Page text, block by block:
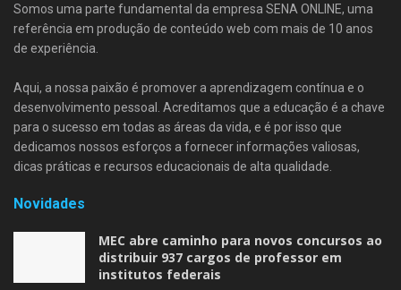
Somos uma parte fundamental da empresa SENA ONLINE, uma
referência em produção de conteúdo web com mais de 10 anos
de experiência.
Aqui, a nossa paixão é promover a aprendizagem contínua e o
desenvolvimento pessoal. Acreditamos que a educação é a chave
para o sucesso em todas as áreas da vida, e é por isso que
dedicamos nossos esforços a fornecer informações valiosas,
dicas práticas e recursos educacionais de alta qualidade.
Novidades
MEC abre caminho para novos concursos ao
distribuir 937 cargos de professor em
institutos federais